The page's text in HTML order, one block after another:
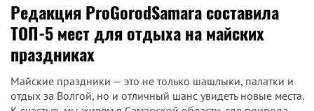
Редакция ProGorodSamara составила
ТОП-5 мест для отдыха на майских
праздниках
Майские праздники — это не только шашлыки, палатки и
отдых за Волгой, но и отличный шанс увидеть новые места.